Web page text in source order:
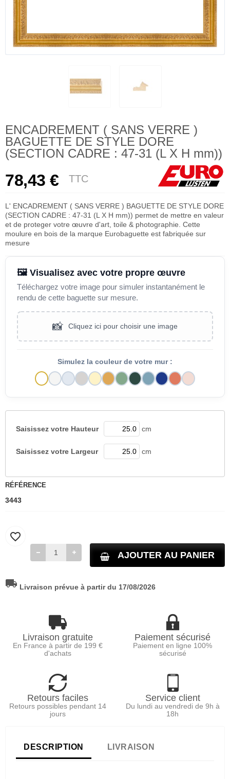
ENCADREMENT ( SANS VERRE )
BAGUETTE DE STYLE DORE
(SECTION CADRE : 47-31 (L X H mm))
78,43 € TTC
L' ENCADREMENT ( SANS VERRE ) BAGUETTE DE STYLE DORE
(SECTION CADRE : 47-31 (L X H mm)) permet de mettre en valeur
et de proteger votre œuvre d'art, toile & photographie. Cette
moulure en bois de la marque Eurobaguette est fabriquée sur
mesure
🖼️ Visualisez avec votre propre œuvre
Téléchargez votre image pour simuler instantanément le
rendu de cette baguette sur mesure.
📸 Cliquez ici pour choisir une image
Simulez la couleur de votre mur :
Saisissez votre Hauteur cm
Saisissez votre Largeur cm
RÉFÉRENCE
3443
AJOUTER AU PANIER
favorite_border
local_shipping Livraison prévue à partir du 17/08/2026
Livraison gratuite
En France à partir de 199 €
d'achats
Paiement sécurisé
Paiement en ligne 100%
sécurisé
Retours faciles
Retours possibles pendant 14
jours
Service client
Du lundi au vendredi de 9h à
18h
DESCRIPTION LIVRAISON